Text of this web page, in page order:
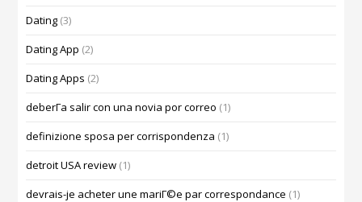
Dating (3)
Dating App (2)
Dating Apps (2)
deberГ­a salir con una novia por correo (1)
definizione sposa per corrispondenza (1)
detroit USA review (1)
devrais-je acheter une mariГ©e par correspondance (1)